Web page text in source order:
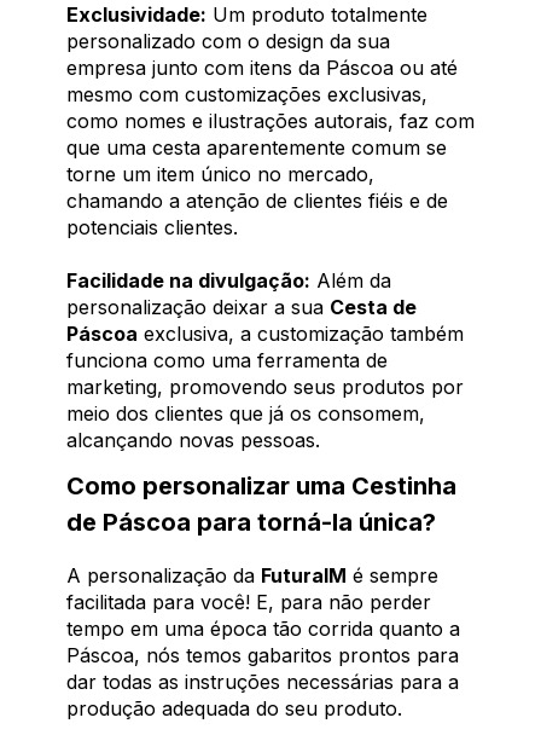
Exclusividade: Um produto totalmente
personalizado com o design da sua
empresa junto com itens da Páscoa ou até
mesmo com customizações exclusivas,
como nomes e ilustrações autorais, faz com
que uma cesta aparentemente comum se
torne um item único no mercado,
chamando a atenção de clientes fiéis e de
potenciais clientes.
Facilidade na divulgação: Além da
personalização deixar a sua Cesta de
Páscoa exclusiva, a customização também
funciona como uma ferramenta de
marketing, promovendo seus produtos por
meio dos clientes que já os consomem,
alcançando novas pessoas.
Como personalizar uma Cestinha
de Páscoa para torná-la única?
A personalização da FuturaIM é sempre
facilitada para você! E, para não perder
tempo em uma época tão corrida quanto a
Páscoa, nós temos gabaritos prontos para
dar todas as instruções necessárias para a
produção adequada do seu produto.